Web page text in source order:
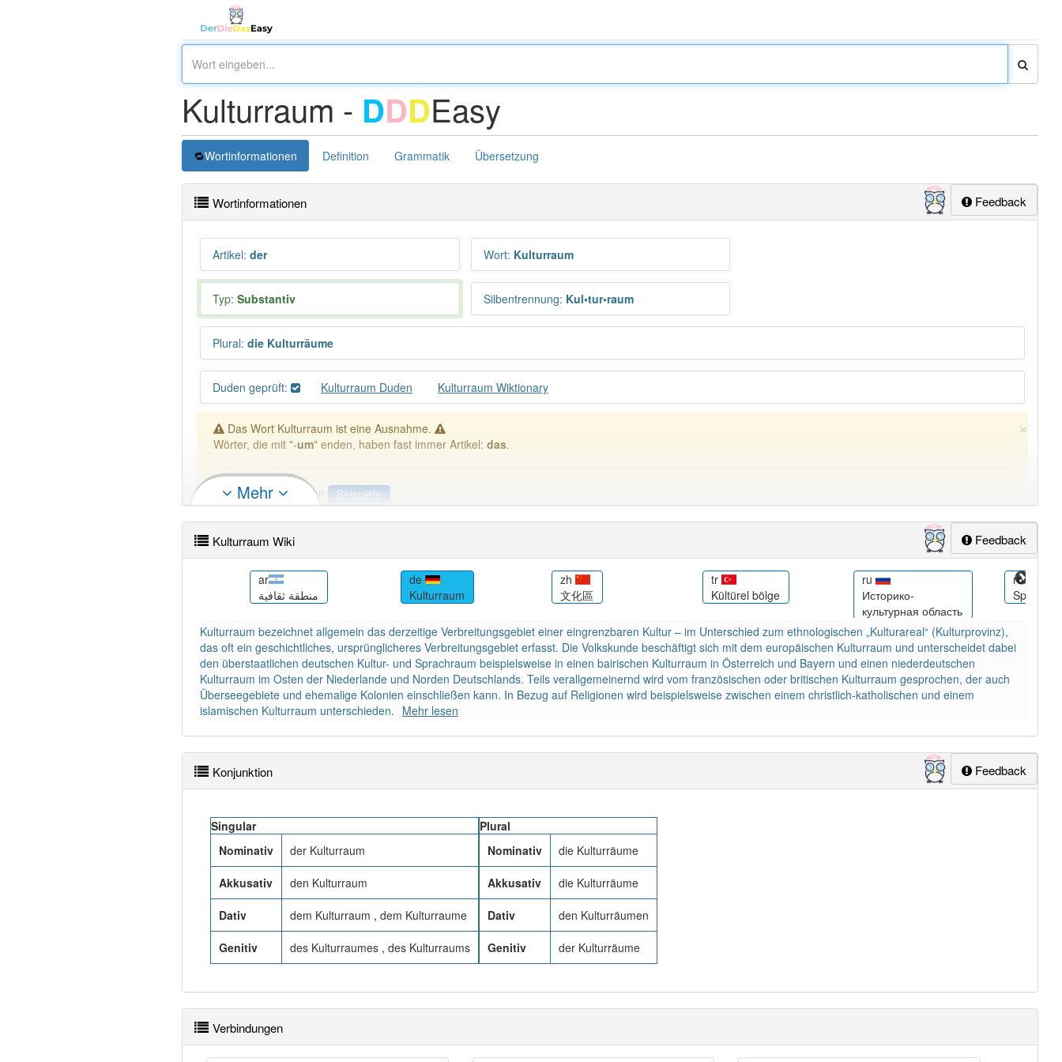
Kulturraum - DDDEasy
Wortinformationen Definition Grammatik Übersetzung
Feedback
Wortinformationen
Artikel: der Wort: Kulturraum
Typ: Substantiv Silbentrennung: Kul•tur•raum
Plural: die Kulturräume
Duden geprüft: Kulturraum Duden Kulturraum Wiktionary
×
Das Wort Kulturraum ist eine Ausnahme.
Wörter, die mit "-um" enden, haben fast immer Artikel: das.
DER:505Ausnahmen
Beispiele
DIE:22Ausnahmen
PowerIndex:5 Häufigkeit: 4 von 10
aber mit einem anderen Artikelder: 0
98% unserer Spielapp-Nutzer haben den Artikel korrekt erraten.
Mehr
Feedback
Kulturraum Wiki
ar
منطقة ثقافية
de
Kulturraum
zh
文化區
tr
Kültürel bölge
ru
Историко-
культурная область
ro
Spațiu
Kulturraum bezeichnet allgemein das derzeitige Verbreitungsgebiet einer eingrenzbaren Kultur – im Unterschied zum ethnologischen „Kulturareal“ (Kulturprovinz),
das oft ein geschichtliches, ursprünglicheres Verbreitungsgebiet erfasst. Die Volkskunde beschäftigt sich mit dem europäischen Kulturraum und unterscheidet dabei
den überstaatlichen deutschen Kultur- und Sprachraum beispielsweise in einen bairischen Kulturraum in Österreich und Bayern und einen niederdeutschen
Kulturraum im Osten der Niederlande und Norden Deutschlands. Teils verallgemeinernd wird vom französischen oder britischen Kulturraum gesprochen, der auch
Überseegebiete und ehemalige Kolonien einschließen kann. In Bezug auf Religionen wird beispielsweise zwischen einem christlich-katholischen und einem
islamischen Kulturraum unterschieden. Mehr lesen
Feedback
Konjunktion
Singular
Nominativ
der Kulturraum
Akkusativ den Kulturraum
Dativ dem Kulturraum , dem Kulturraume
Genitiv des Kulturraumes , des Kulturraums
Plural
Nominativ
die Kulturräume
Akkusativ die Kulturräume
Dativ den Kulturräumen
Genitiv der Kulturräume
Verbindungen